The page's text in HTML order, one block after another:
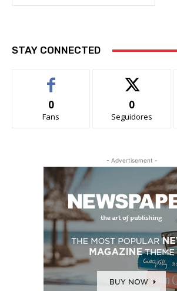
STAY CONNECTED
0
Fans
0
Seguidores
- Advertisement -